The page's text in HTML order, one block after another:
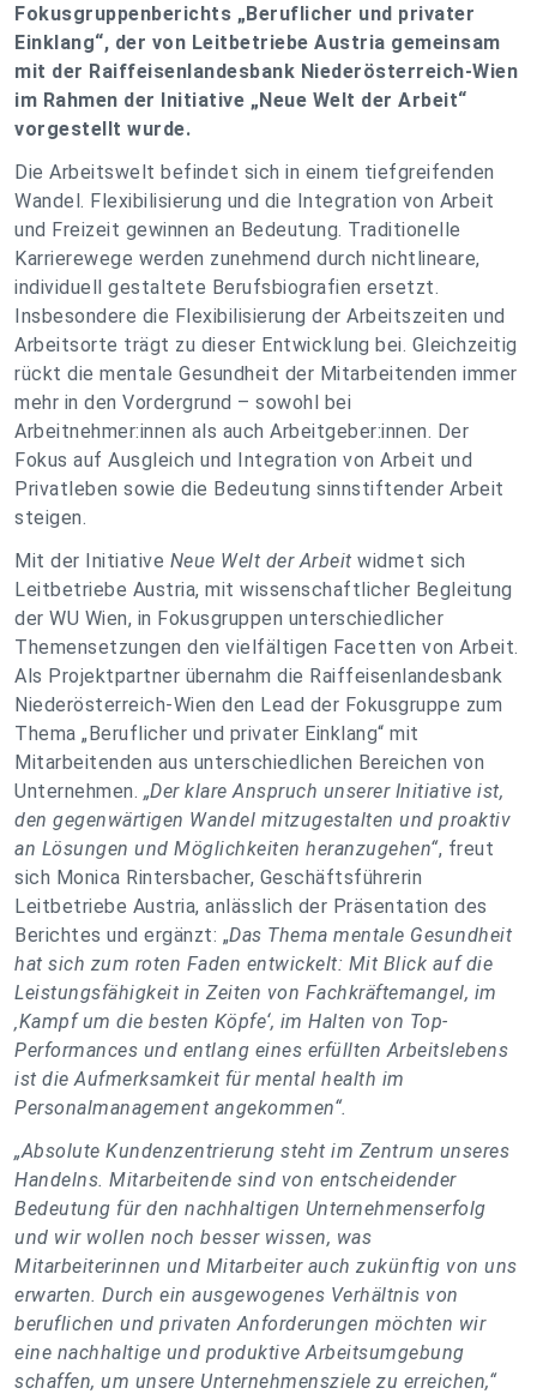
Fokusgruppenberichts „Beruflicher und privater
Einklang“, der von Leitbetriebe Austria gemeinsam
mit der Raiffeisenlandesbank Niederösterreich-Wien
im Rahmen der Initiative „Neue Welt der Arbeit“
vorgestellt wurde.
Die Arbeitswelt befindet sich in einem tiefgreifenden
Wandel. Flexibilisierung und die Integration von Arbeit
und Freizeit gewinnen an Bedeutung. Traditionelle
Karrierewege werden zunehmend durch nichtlineare,
individuell gestaltete Berufsbiografien ersetzt.
Insbesondere die Flexibilisierung der Arbeitszeiten und
Arbeitsorte trägt zu dieser Entwicklung bei. Gleichzeitig
rückt die mentale Gesundheit der Mitarbeitenden immer
mehr in den Vordergrund – sowohl bei
Arbeitnehmer:innen als auch Arbeitgeber:innen. Der
Fokus auf Ausgleich und Integration von Arbeit und
Privatleben sowie die Bedeutung sinnstiftender Arbeit
steigen.
Mit der Initiative Neue Welt der Arbeit widmet sich
Leitbetriebe Austria, mit wissenschaftlicher Begleitung
der WU Wien, in Fokusgruppen unterschiedlicher
Themensetzungen den vielfältigen Facetten von Arbeit.
Als Projektpartner übernahm die Raiffeisenlandesbank
Niederösterreich-Wien den Lead der Fokusgruppe zum
Thema „Beruflicher und privater Einklang“ mit
Mitarbeitenden aus unterschiedlichen Bereichen von
Unternehmen. „Der klare Anspruch unserer Initiative ist,
den gegenwärtigen Wandel mitzugestalten und proaktiv
an Lösungen und Möglichkeiten heranzugehen“, freut
sich Monica Rintersbacher, Geschäftsführerin
Leitbetriebe Austria, anlässlich der Präsentation des
Berichtes und ergänzt: „Das Thema mentale Gesundheit
hat sich zum roten Faden entwickelt: Mit Blick auf die
Leistungsfähigkeit in Zeiten von Fachkräftemangel, im
‚Kampf um die besten Köpfe‘, im Halten von Top-
Performances und entlang eines erfüllten Arbeitslebens
ist die Aufmerksamkeit für mental health im
Personalmanagement angekommen“.
„Absolute Kundenzentrierung steht im Zentrum unseres
Handelns. Mitarbeitende sind von entscheidender
Bedeutung für den nachhaltigen Unternehmenserfolg
und wir wollen noch besser wissen, was
Mitarbeiterinnen und Mitarbeiter auch zukünftig von uns
erwarten. Durch ein ausgewogenes Verhältnis von
beruflichen und privaten Anforderungen möchten wir
eine nachhaltige und produktive Arbeitsumgebung
schaffen, um unsere Unternehmensziele zu erreichen,“